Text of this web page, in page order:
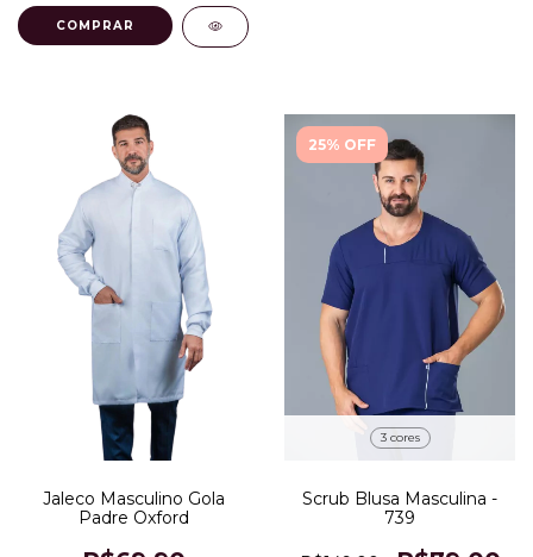
COMPRAR
Jaleco Masculino Gola
Padre Oxford
25% OFF
3 cores
Scrub Blusa Masculina -
739